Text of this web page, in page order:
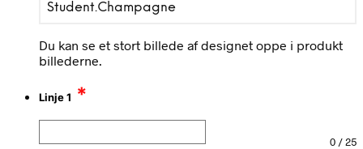
Student.Champagne
Du kan se et stort billede af designet oppe i produkt
billederne.
Linje 1 *
0 /25